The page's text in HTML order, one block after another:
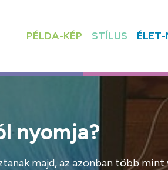
PÉLDA-KÉP STÍLUS
nyomja?
majd, az azonban több